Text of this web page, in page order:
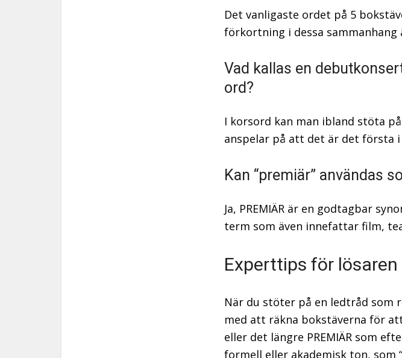
Det vanligaste ordet på 5
förkortning i dessa sammanhang
Vad kallas en
ord?
I korsord kan man ibland stöta på
anspelar på att det är det första
Kan “premiär” användas
Ja, PREMIÄR är en godtagbar
term som även innefattar film,
Experttips för lösaren
När du stöter på en ledtråd
med att räkna bokstäverna för
eller det längre PREMIÄR som
formell eller akademisk ton,